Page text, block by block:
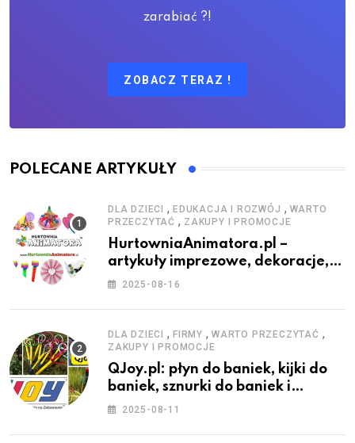
zarabiać ?!
ZOBACZ TERAZ !
POLECANE ARTYKUŁY
DLA DZIECI , EDUKACJA I ROZWÓJ , WARTO
PRZECZYTAĆ , ZAKUPY I PROMOCJE
HurtowniaAnimatora.pl –
artykuły imprezowe, dekoracje,
stroje i akcesoria dla animatorów
2025-08-16
DLA DZIECI , FIRMY , WARTO PRZECZYTAĆ ,
ZAKUPY I PROMOCJE
QJoy.pl: płyn do baniek, kijki do
baniek, sznurki do baniek i
zestawy do baniek
2025-08-11